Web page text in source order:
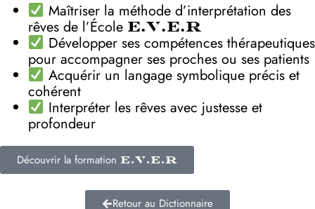
Maîtriser la méthode d’interprétation des
rêves de l’École E.V.E.R
Développer ses compétences thérapeutiques
pour accompagner ses proches ou ses patients
Acquérir un langage symbolique précis et
cohérent
Interpréter les rêves avec justesse et
profondeur
Découvrir la formation E.V.E.R
Retour au Dictionnaire